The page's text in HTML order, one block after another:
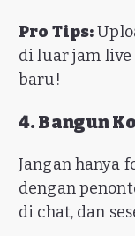
Pro Tips:
di luar jam
baru!
4. Bangun
Jangan hanya
dengan
di chat, dan